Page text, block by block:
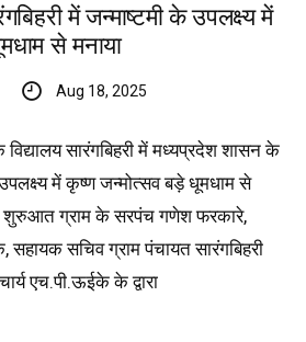
में जन्माष्टमी के उपलक्ष्य में
से मनाया
Aug 18, 2025
सारंगबिहरी में मध्यप्रदेश शासन के
उपलक्ष्य में कृष्ण जन्मोत्सव बड़े धूमधाम से
शुरुआत ग्राम के सरपंच गणेश फरकारे,
सचिव ग्राम पंचायत सारंगबिहरी
एच.पी.ऊईके के द्वारा